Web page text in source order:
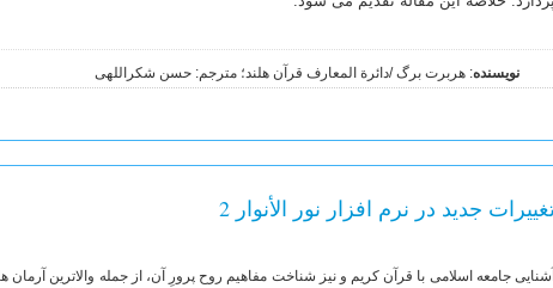
نویسنده: هربرت برگ /دائرة المعارف قرآن هلند؛ مترجم: حسن شکراللهی
جدید در نرم افزار نور الأنوار 2
آشنایی جامعه اسلامی با قرآن کریم و نیز شناخت مفاهیم روح پرورِ آن، از جمله والاترین آرمان